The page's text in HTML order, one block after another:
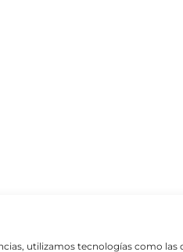
utilizamos tecnologías como